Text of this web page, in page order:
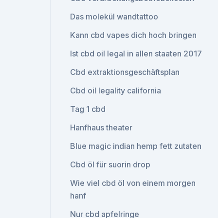
Das molekül wandtattoo
Kann cbd vapes dich hoch bringen
Ist cbd oil legal in allen staaten 2017
Cbd extraktionsgeschäftsplan
Cbd oil legality california
Tag 1 cbd
Hanfhaus theater
Blue magic indian hemp fett zutaten
Cbd öl für suorin drop
Wie viel cbd öl von einem morgen
hanf
Nur cbd apfelringe